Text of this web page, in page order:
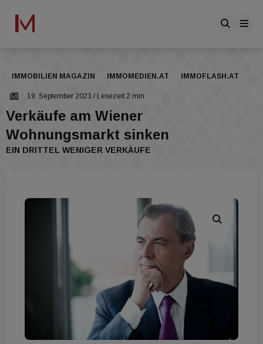
IMMOBILIEN MAGAZIN IMMOMEDIEN.AT IMMOFLASH.AT
19. September 2023 / Lesezeit 2 min
Verkäufe am Wiener
Wohnungsmarkt sinken
EIN DRITTEL WENIGER VERKÄUFE